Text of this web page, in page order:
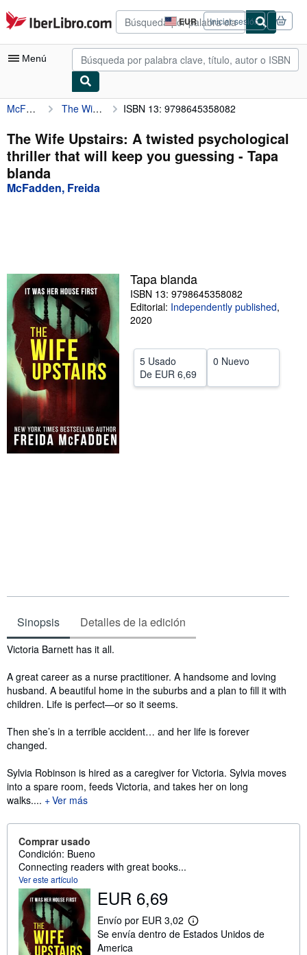
Pasar al contenido principal
IberLibro.com EUR
Preferencias
de
compra
del
Iniciar sesión
Menú
Mi cuenta
Consultar mis pedidos
Búsqueda avanzada
Colecciones
Comenzar a vender
Ayuda
CERRAR
McFadden, Freida The Wife Upstairs: A twisted psychological thriller that will keep you guessing ISBN 13: 9798645358082
The Wife Upstairs: A twisted psychological
thriller that will keep you guessing - Tapa
blanda
McFadden, Freida
Tapa blanda
ISBN 13: 9798645358082
Editorial: Independently published,
2020
5 Usado
De EUR 6,69
0 Nuevo
Sinopsis Detalles de la edición
Sinopsis
Victoria Barnett has it all.
A great career as a nurse practitioner. A handsome and loving
husband. A beautiful home in the suburbs and a plan to fill it with
children. Life is perfect—or so it seems.
Then she’s in a terrible accident… and her life is forever
changed.
Sylvia Robinson is hired as a caregiver for Victoria. Sylvia moves
into a spare room, feeds Victoria, and takes her on long
walks....
Ver más
Comprar usado
Condición: Bueno
Connecting readers with great books...
Ver este artículo
EUR 6,69
Envío por EUR 3,02
M
á
Se envía dentro de Estados Unidos de
America